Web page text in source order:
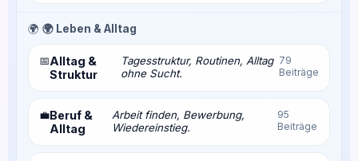
🌍 🌍 Leben & Alltag
📅Alltag &
Struktur
Tagesstruktur, Routinen, Alltag
ohne Sucht.
79
Beiträge
💼Beruf &
Alltag
Arbeit finden, Bewerbung,
Wiedereinstieg.
95
Beiträge